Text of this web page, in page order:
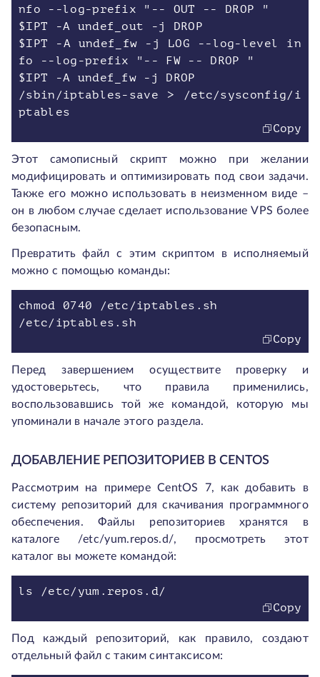
nfo --log-prefix "-- OUT -- DROP "
$IPT -A undef_out -j DROP
$IPT -A undef_fw -j LOG --log-level in
fo --log-prefix "-- FW -- DROP "
$IPT -A undef_fw -j DROP
/sbin/iptables-save > /etc/sysconfig/i
Copy
Этот самописный скрипт можно при желании
модифицировать и оптимизировать под свои задачи.
Также его можно использовать в неизменном виде –
он в любом случае сделает использование VPS более
безопасным.
Превратить файл с этим скриптом в исполняемый
можно с помощью команды:
chmod 0740 /etc/iptables.sh
Copy
Перед завершением осуществите проверку и
удостоверьтесь, что правила применились,
воспользовавшись той же командой, которую мы
упоминали в начале этого раздела.
ДОБАВЛЕНИЕ РЕПОЗИТОРИЕВ В CENTOS
Рассмотрим на примере CentOS 7, как добавить в
систему репозиторий для скачивания программного
обеспечения. Файлы репозиториев хранятся в
каталоге /etc/yum.repos.d/, просмотреть этот
каталог вы можете командой:
Copy
Под каждый репозиторий, как правило, создают
отдельный файл с таким синтаксисом: